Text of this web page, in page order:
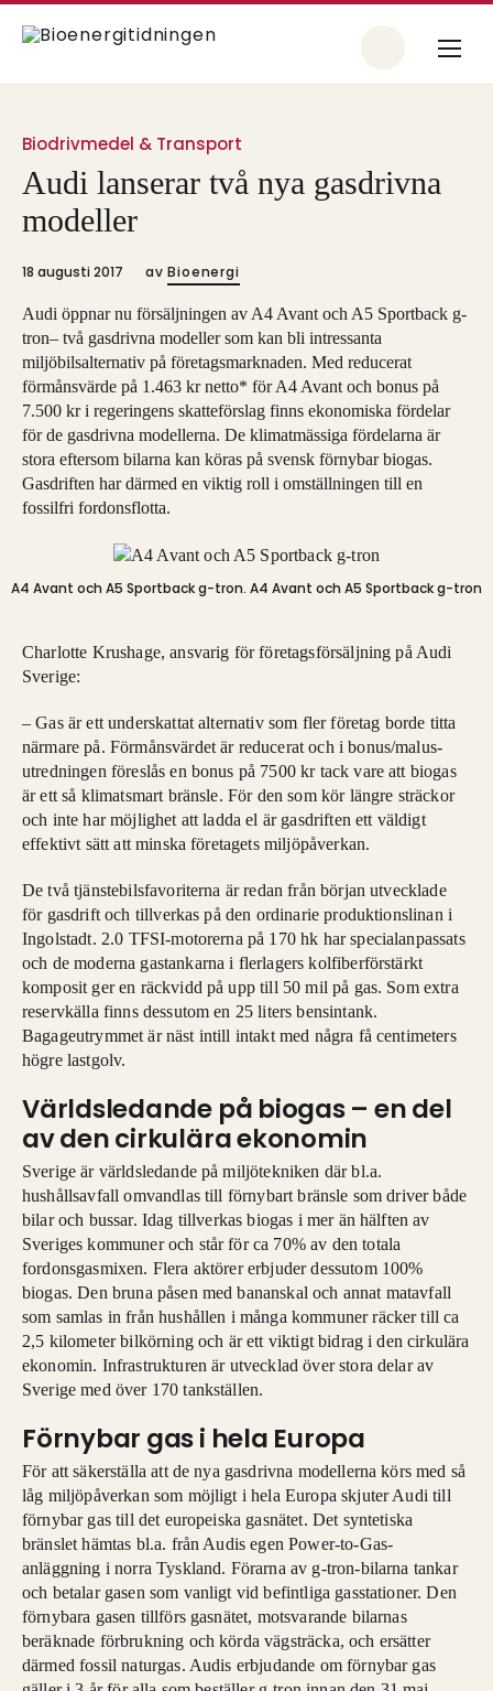
Biodrivmedel & Transport
Audi lanserar två nya gasdrivna
modeller
18 augusti 2017 av Bioenergi
Audi öppnar nu försäljningen av A4 Avant och A5 Sportback g-
tron– två gasdrivna modeller som kan bli intressanta
miljöbilsalternativ på företagsmarknaden. Med reducerat
förmånsvärde på 1.463 kr netto* för A4 Avant och bonus på
7.500 kr i regeringens skatteförslag finns ekonomiska fördelar
för de gasdrivna modellerna. De klimatmässiga fördelarna är
stora eftersom bilarna kan köras på svensk förnybar biogas.
Gasdriften har därmed en viktig roll i omställningen till en
fossilfri fordonsflotta.
A4 Avant och A5 Sportback g-tron. A4 Avant och A5 Sportback g-tron
Charlotte Krushage, ansvarig för företagsförsäljning på Audi
Sverige:
– Gas är ett underskattat alternativ som fler företag borde titta
närmare på. Förmånsvärdet är reducerat och i bonus/malus-
utredningen föreslås en bonus på 7500 kr tack vare att biogas
är ett så klimatsmart bränsle. För den som kör längre sträckor
och inte har möjlighet att ladda el är gasdriften ett väldigt
effektivt sätt att minska företagets miljöpåverkan.
De två tjänstebilsfavoriterna är redan från början utvecklade
för gasdrift och tillverkas på den ordinarie produktionslinan i
Ingolstadt. 2.0 TFSI-motorerna på 170 hk har specialanpassats
och de moderna gastankarna i flerlagers kolfiberförstärkt
komposit ger en räckvidd på upp till 50 mil på gas. Som extra
reservkälla finns dessutom en 25 liters bensintank.
Bagageutrymmet är näst intill intakt med några få centimeters
högre lastgolv.
Världsledande på biogas – en del
av den cirkulära ekonomin
Sverige är världsledande på miljötekniken där bl.a.
hushållsavfall omvandlas till förnybart bränsle som driver både
bilar och bussar. Idag tillverkas biogas i mer än hälften av
Sveriges kommuner och står för ca 70% av den totala
fordonsgasmixen. Flera aktörer erbjuder dessutom 100%
biogas. Den bruna påsen med bananskal och annat matavfall
som samlas in från hushållen i många kommuner räcker till ca
2,5 kilometer bilkörning och är ett viktigt bidrag i den cirkulära
ekonomin. Infrastrukturen är utvecklad över stora delar av
Sverige med över 170 tankställen.
Förnybar gas i hela Europa
För att säkerställa att de nya gasdrivna modellerna körs med så
låg miljöpåverkan som möjligt i hela Europa skjuter Audi till
förnybar gas till det europeiska gasnätet. Det syntetiska
bränslet hämtas bl.a. från Audis egen Power-to-Gas-
anläggning i norra Tyskland. Förarna av g-tron-bilarna tankar
och betalar gasen som vanligt vid befintliga gasstationer. Den
förnybara gasen tillförs gasnätet, motsvarande bilarnas
beräknade förbrukning och körda vägsträcka, och ersätter
därmed fossil naturgas. Audis erbjudande om förnybar gas